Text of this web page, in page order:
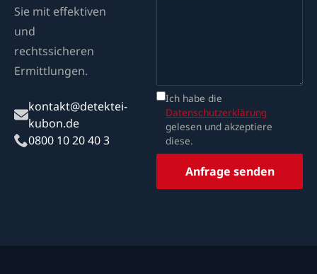
Sie mit effektiven
und
rechtssicheren
Ermittlungen.
kontakt@detektei-
kubon.de
0800 10 20 40 3
Ich habe die
Datenschutzerklärung
gelesen und akzeptiere
diese.
Anfrage senden